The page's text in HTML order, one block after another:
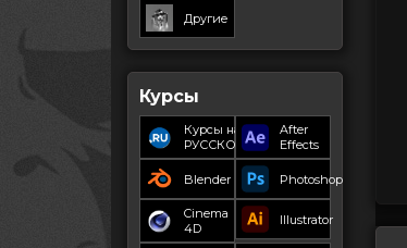
Другие
Курсы
Курсы на
РУССКОМ
After
Effects
Blender Photoshop
Cinema
4D
Illustrator